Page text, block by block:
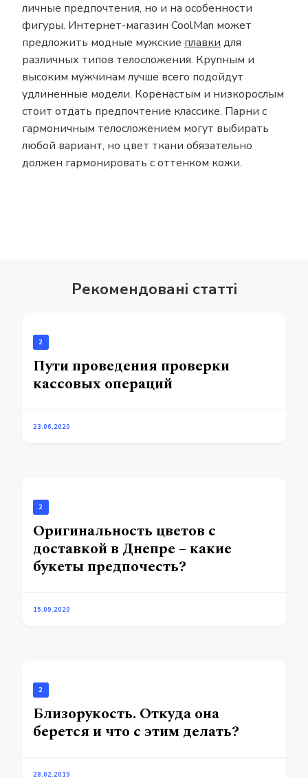
личные предпочтения, но и на особенности
фигуры. Интернет-магазин CoolMan может
предложить модные мужские плавки для
различных типов телосложения. Крупным и
высоким мужчинам лучше всего подойдут
удлиненные модели. Коренастым и низкорослым
стоит отдать предпочтение классике. Парни с
гармоничным телосложением могут выбирать
любой вариант, но цвет ткани обязательно
должен гармонировать с оттенком кожи.
Рекомендовані статті
2
Пути проведения проверки
кассовых операций
23.06.2020
2
Оригинальность цветов с
доставкой в Днепре – какие
букеты предпочесть?
15.09.2020
2
Близорукость. Откуда она
берется и что с этим делать?
28.02.2019